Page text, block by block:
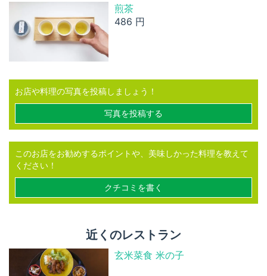
煎茶
486 円
お店や料理の写真を投稿しましょう！
写真を投稿する
このお店をお勧めするポイントや、美味しかった料理を教えて
ください！
クチコミを書く
近くのレストラン
玄米菜食 米の子